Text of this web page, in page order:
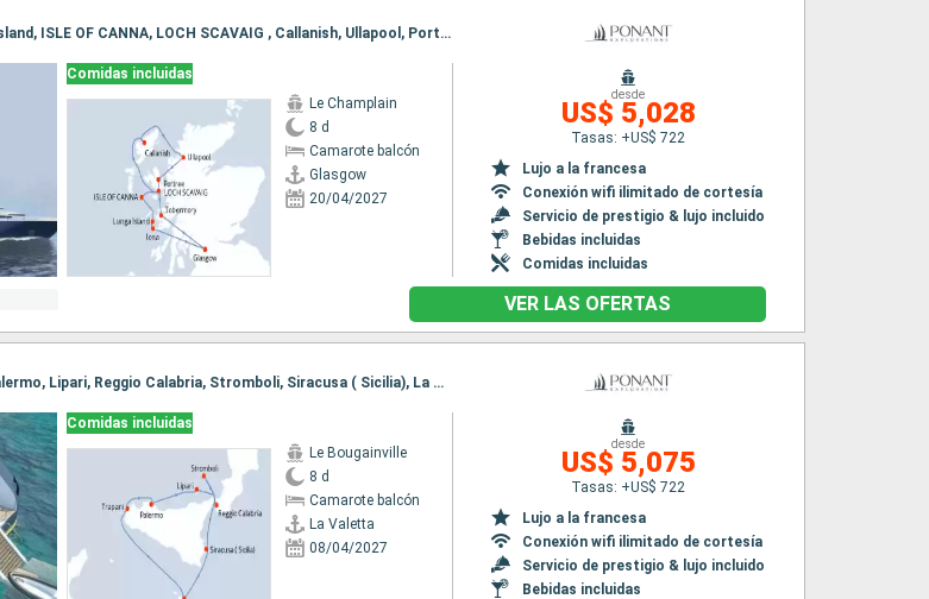
Itinerario : Glasgow, Iona, Lunga Island, ISLE OF CANNA, LOCH SCAVAIG , Callanish, Ullapool, Portree, Tobermory, Glasgow
Comidas incluidas
Le Champlain
8 d
Camarote balcón
Glasgow
20/04/2027
desde
US$ 5,028
Tasas: +US$ 722
Lujo a la francesa
Conexión wifi ilimitado de cortesía
Servicio de prestigio & lujo incluido
Bebidas incluidas
Comidas incluidas
VER LAS OFERTAS
Itinerario : La Valetta, Trapani, Palermo, Lipari, Reggio Calabria, Stromboli, Siracusa ( Sicilia), La Valetta
Comidas incluidas
Le Bougainville
8 d
Camarote balcón
La Valetta
08/04/2027
desde
US$ 5,075
Tasas: +US$ 722
Lujo a la francesa
Conexión wifi ilimitado de cortesía
Servicio de prestigio & lujo incluido
Bebidas incluidas